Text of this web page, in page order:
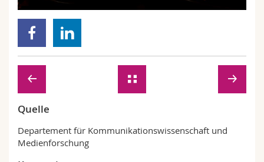
Quelle
Departement für Kommunikationswissenschaft und
Medienforschung